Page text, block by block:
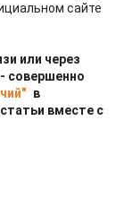
сайте
или через
совершенно
в
вместе с